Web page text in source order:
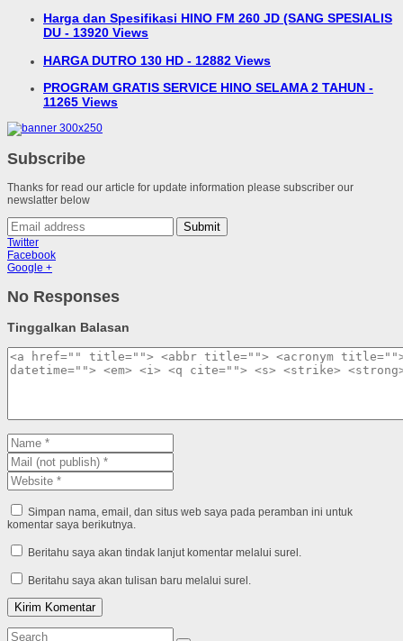
Harga dan Spesifikasi HINO FM 260 JD (SANG SPESIALIS
DU - 13920 Views
HARGA DUTRO 130 HD - 12882 Views
PROGRAM GRATIS SERVICE HINO SELAMA 2 TAHUN -
11265 Views
Subscribe
Thanks for read our article for update information please subscriber our
newslatter below
Submit
Twitter
Facebook
Google +
No Responses
Tinggalkan Balasan
Simpan nama, email, dan situs web saya pada peramban ini untuk
komentar saya berikutnya.
Beritahu saya akan tindak lanjut komentar melalui surel.
Beritahu saya akan tulisan baru melalui surel.